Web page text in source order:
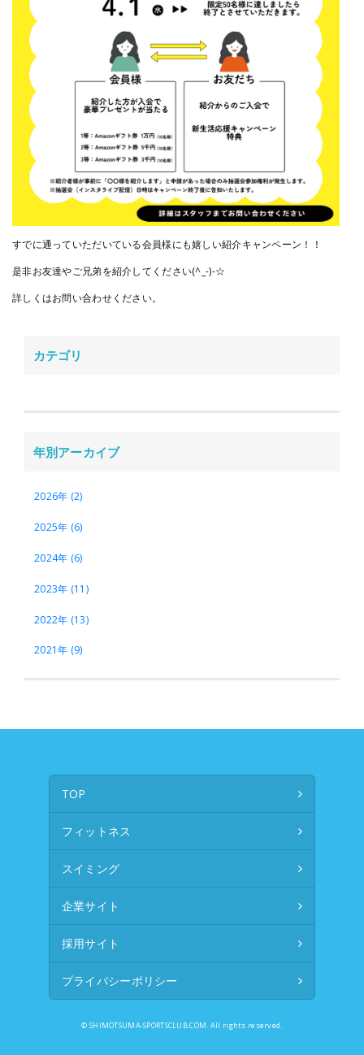
すでに通っていただいている会員様にも嬉しい紹介キャンペーン！！
是非お友達やご兄弟を紹介してください(^_-)-☆
詳しくはお問い合わせください。
カテゴリ
年別アーカイブ
2026年 (2)
2025年 (6)
2024年 (6)
2023年 (11)
2022年 (13)
2021年 (9)
TOP
フィットネス
スイミング
企業サイト
採用サイト
プライバシーポリシー
© SHIMOTSUMA-SPORTSCLUB.COM. All rights reserved.